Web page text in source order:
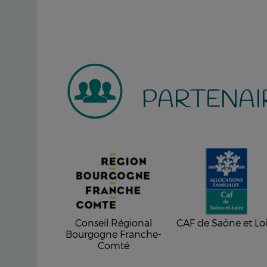
Conseil Régional
Bourgogne Franche-
Comté
CAF de Saône et